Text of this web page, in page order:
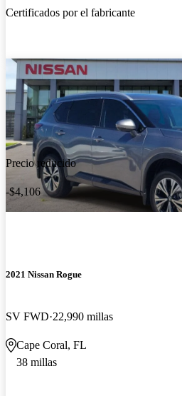
Certificados por el fabricante
Precio reducido
-$4,106
2021 Nissan Rogue
SV FWD 22,990 millas
Cape Coral, FL
38 millas